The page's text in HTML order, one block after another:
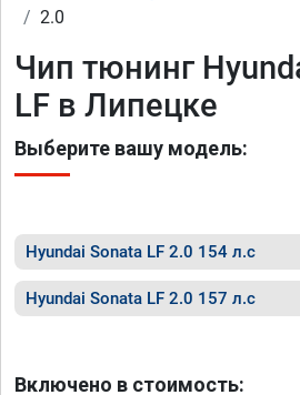
2.0
Чип тюнинг
LF в Липецке
Выберите вашу модель:
Hyundai Sonata LF 2.0 154 л.с
Hyundai Sonata LF 2.0 157 л.с
Включено в стоимость: